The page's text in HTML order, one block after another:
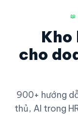
📖
Kho
cho
900+ hướng
thủ, AI trong